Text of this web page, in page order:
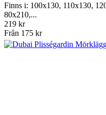
Finns i: 100x130, 110x130,
80x210,...
219 kr
Från 175 kr